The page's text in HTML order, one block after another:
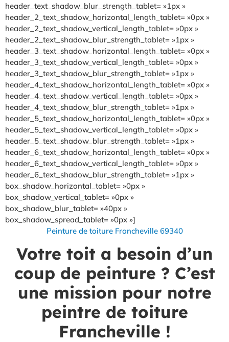
header_text_shadow_blur_strength_tablet= »1px »
header_2_text_shadow_horizontal_length_tablet= »0px »
header_2_text_shadow_vertical_length_tablet= »0px »
header_2_text_shadow_blur_strength_tablet= »1px »
header_3_text_shadow_horizontal_length_tablet= »0px »
header_3_text_shadow_vertical_length_tablet= »0px »
header_3_text_shadow_blur_strength_tablet= »1px »
header_4_text_shadow_horizontal_length_tablet= »0px »
header_4_text_shadow_vertical_length_tablet= »0px »
header_4_text_shadow_blur_strength_tablet= »1px »
header_5_text_shadow_horizontal_length_tablet= »0px »
header_5_text_shadow_vertical_length_tablet= »0px »
header_5_text_shadow_blur_strength_tablet= »1px »
header_6_text_shadow_horizontal_length_tablet= »0px »
header_6_text_shadow_vertical_length_tablet= »0px »
header_6_text_shadow_blur_strength_tablet= »1px »
box_shadow_horizontal_tablet= »0px »
box_shadow_vertical_tablet= »0px »
box_shadow_blur_tablet= »40px »
box_shadow_spread_tablet= »0px »]
Peinture de toiture Francheville 69340
Votre toit a besoin d’un
coup de peinture ? C’est
une mission pour notre
peintre de toiture
Francheville !